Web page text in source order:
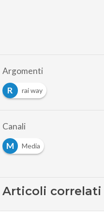
Argomenti
R
rai way
Canali
M
Media
Articoli correlati